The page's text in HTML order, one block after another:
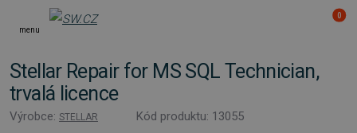
menu
0
Stellar Repair for MS SQL Technician,
trvalá licence
Výrobce: STELLAR
Kód produktu: 13055